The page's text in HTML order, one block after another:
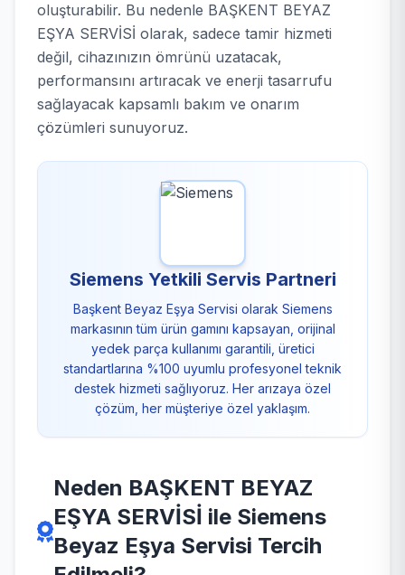
oluşturabilir. Bu nedenle BAŞKENT BEYAZ
EŞYA SERVİSİ olarak, sadece tamir hizmeti
değil, cihazınızın ömrünü uzatacak,
performansını artıracak ve enerji tasarrufu
sağlayacak kapsamlı bakım ve onarım
çözümleri sunuyoruz.
Siemens Yetkili Servis Partneri
Başkent Beyaz Eşya Servisi olarak Siemens
markasının tüm ürün gamını kapsayan, orijinal
yedek parça kullanımı garantili, üretici
standartlarına %100 uyumlu profesyonel teknik
destek hizmeti sağlıyoruz. Her arızaya özel
çözüm, her müşteriye özel yaklaşım.
Neden BAŞKENT BEYAZ
EŞYA SERVİSİ ile Siemens
Beyaz Eşya Servisi Tercih